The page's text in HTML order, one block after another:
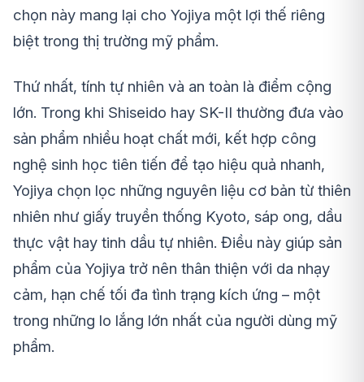
chọn này mang lại cho Yojiya một lợi thế riêng
biệt trong thị trường mỹ phẩm.
Thứ nhất, tính tự nhiên và an toàn là điểm cộng
lớn. Trong khi Shiseido hay SK-II thường đưa vào
sản phẩm nhiều hoạt chất mới, kết hợp công
nghệ sinh học tiên tiến để tạo hiệu quả nhanh,
Yojiya chọn lọc những nguyên liệu cơ bản từ thiên
nhiên như giấy truyền thống Kyoto, sáp ong, dầu
thực vật hay tinh dầu tự nhiên. Điều này giúp sản
phẩm của Yojiya trở nên thân thiện với da nhạy
cảm, hạn chế tối đa tình trạng kích ứng – một
trong những lo lắng lớn nhất của người dùng mỹ
phẩm.